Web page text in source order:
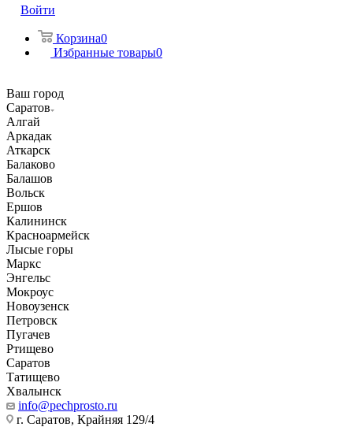
Войти
Корзина0
Избранные товары0
Ваш город
Саратов
Алгай
Аркадак
Аткарск
Балаково
Балашов
Вольск
Ершов
Калининск
Красноармейск
Лысые горы
Маркс
Энгельс
Мокроус
Новоузенск
Петровск
Пугачев
Ртищево
Саратов
Татищево
Хвалынск
info@pechprosto.ru
г. Саратов, Крайняя 129/4